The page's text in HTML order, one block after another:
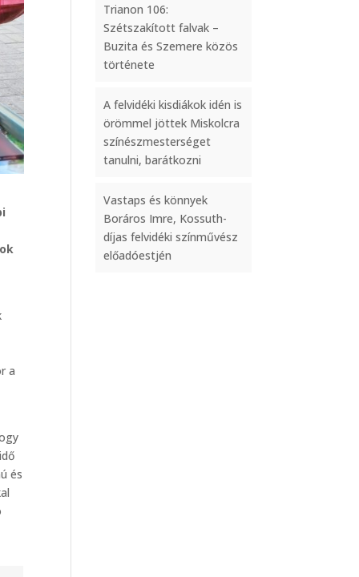
a
és
Trianon 106:
Szétszakított falvak –
Buzita és Szemere közös
története
A felvidéki kisdiákok idén is
örömmel jöttek Miskolcra
színészmesterséget
tanulni, barátkozni
Vastaps és könnyek
Boráros Imre, Kossuth-
díjas felvidéki színművész
előadóestjén